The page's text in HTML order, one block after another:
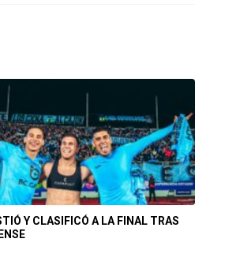
Y CLASIFICÓ A LA FINAL TRAS